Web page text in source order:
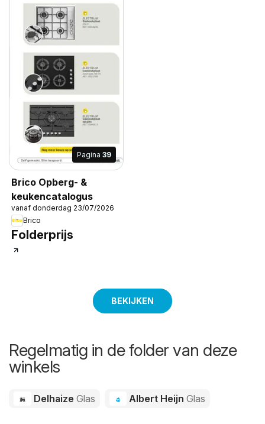
Pagina 39
Brico Opberg- &
keukencatalogus
vanaf donderdag 23/07/2026
Brico
Folderprijs
BEKIJKEN
Regelmatig in de folder van deze
winkels
Delhaize Glas Albert HeijnGlas